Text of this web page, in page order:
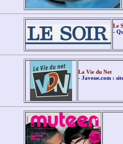
Le
-
La Vie du Net
- Javoue.com :